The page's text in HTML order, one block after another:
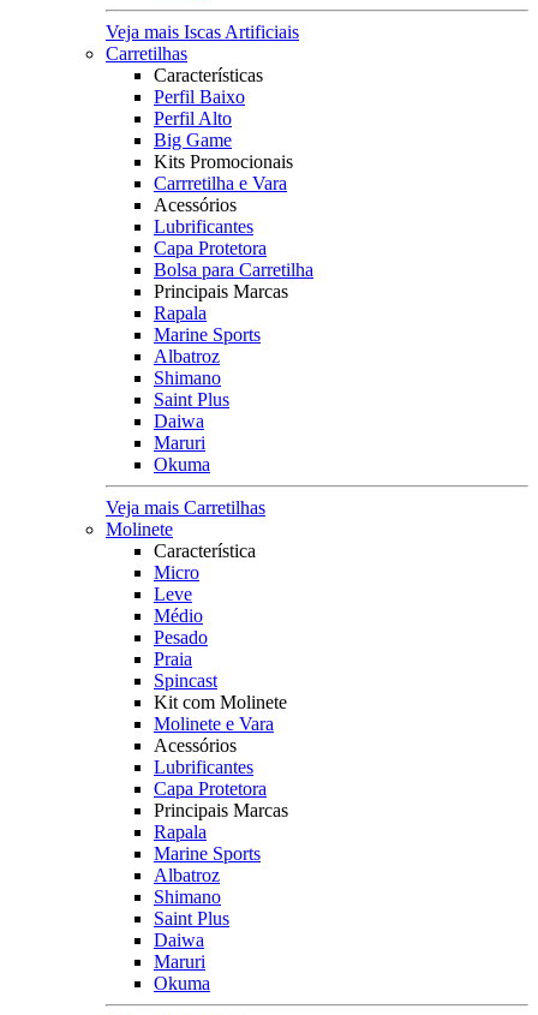
Veja mais Iscas Artificiais
Carretilhas
Características
Perfil Baixo
Perfil Alto
Big Game
Kits Promocionais
Carrretilha e Vara
Acessórios
Lubrificantes
Capa Protetora
Bolsa para Carretilha
Principais Marcas
Rapala
Marine Sports
Albatroz
Shimano
Saint Plus
Daiwa
Maruri
Okuma
Veja mais Carretilhas
Molinete
Característica
Micro
Leve
Médio
Pesado
Praia
Spincast
Kit com Molinete
Molinete e Vara
Acessórios
Lubrificantes
Capa Protetora
Principais Marcas
Rapala
Marine Sports
Albatroz
Shimano
Saint Plus
Daiwa
Maruri
Okuma